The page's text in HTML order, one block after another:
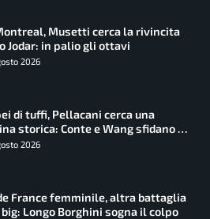
Musetti cerca la rivincita
Jodar: in palio gli ottavi
2026
di tuffi, Pellacani cerca una
storica: Conte e Wang sfidano la
2026
France femminile, altra battaglia
Longo Borghini sogna il colpo